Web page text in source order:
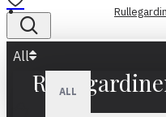
All
ALL